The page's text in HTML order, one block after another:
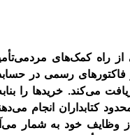
از راه کمک‌های
رسمی‌ در
‌می‌کند. خریدها را
کتابداران انجام
وظایف خود به شمار